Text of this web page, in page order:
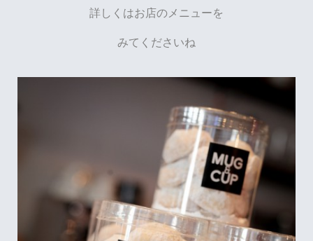
詳しくはお店のメニューを
みてくださいね